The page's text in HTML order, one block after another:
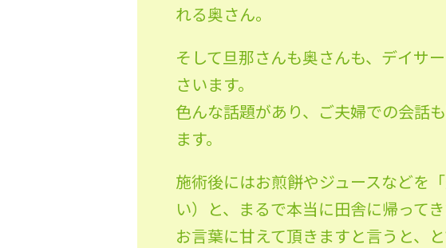
れる奥さん。
そして旦那さんも奥さんも、デイサ
さいます。
色んな話題があり、ご夫婦での会話
ます。
施術後にはお煎餅やジュースなどを
い）と、まるで本当に田舎に帰って
お言葉に甘えて頂きますと言うと、